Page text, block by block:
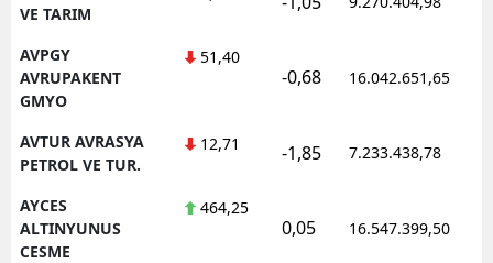
VE TARIM
AVPGY
AVRUPAKENT
GMYO
51,40
-0,68 16.042.651,65
AVTUR AVRASYA
PETROL VE TUR.
12,71 -1,85 7.233.438,78
AYCES
ALTINYUNUS
CESME
464,25
0,05 16.547.399,50